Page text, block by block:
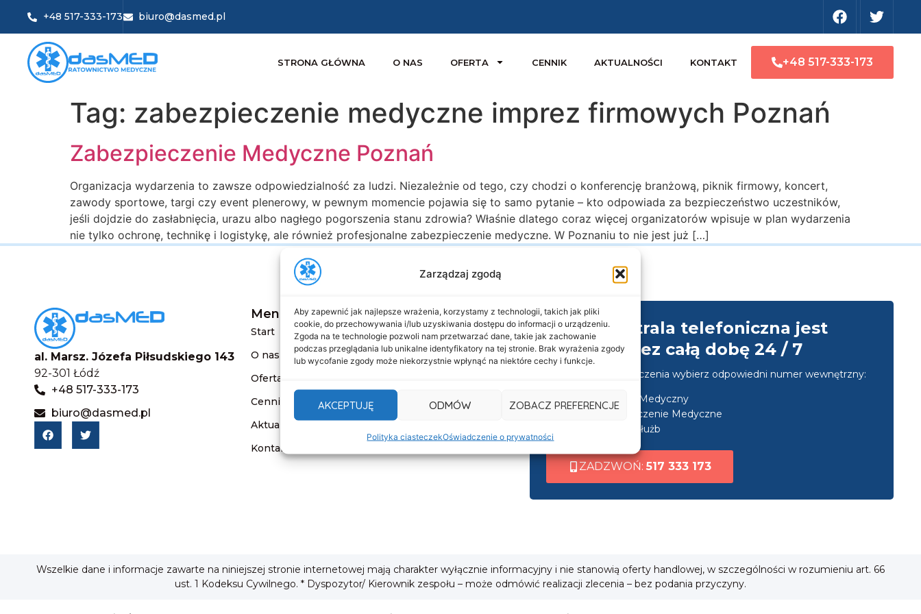
Zarządzaj zgodą
Aby zapewnić jak najlepsze wrażenia, korzystamy z technologii, takich jak pliki
cookie, do przechowywania i/lub uzyskiwania dostępu do informacji o urządzeniu.
Zgoda na te technologie pozwoli nam przetwarzać dane, takie jak zachowanie
podczas przeglądania lub unikalne identyfikatory na tej stronie. Brak wyrażenia zgody
lub wycofanie zgody może niekorzystnie wpłynąć na niektóre cechy i funkcje.
AKCEPTUJĘ ODMÓW ZOBACZ PREFERENCJE
Polityka ciasteczekOświadczenie o prywatności
+48 517-333-173 biuro@dasmed.pl
STRONA GŁÓWNA O NAS OFERTA CENNIK AKTUALNOŚCI KONTAKT +48 517-333-173
Tag: zabezpieczenie medyczne imprez firmowych Poznań
Zabezpieczenie Medyczne Poznań
Organizacja wydarzenia to zawsze odpowiedzialność za ludzi. Niezależnie od tego, czy chodzi o konferencję branżową, piknik firmowy, koncert,
zawody sportowe, targi czy event plenerowy, w pewnym momencie pojawia się to samo pytanie – kto odpowiada za bezpieczeństwo uczestników,
jeśli dojdzie do zasłabnięcia, urazu albo nagłego pogorszenia stanu zdrowia? Właśnie dlatego coraz więcej organizatorów wpisuje w plan wydarzenia
nie tylko ochronę, technikę i logistykę, ale również profesjonalne zabezpieczenie medyczne. W Poznaniu to nie jest już […]
al. Marsz. Józefa Piłsudskiego 143
92-301 Łódź
+48 517-333-173
biuro@dasmed.pl
Menu
Start
O nas
Oferta
Cennik
Aktualności
Kontakt
Informacje
Deklaracja dostępności
Klauzula informacyjna
Nasza centrala telefoniczna jest
czynna przez całą dobę 24 / 7
Po nawiązaniu połączenia wybierz odpowiedni numer wewnętrzny:
wew. 1 ➜ Transport Medyczny
wew. 2 ➜ Zabezpieczenie Medyczne
wew. 3 ➜ Obsługa służb
ZADZWOŃ:517 333 173
Wszelkie dane i informacje zawarte na niniejszej stronie internetowej mają charakter wyłącznie informacyjny i nie stanowią oferty handlowej, w szczególności w rozumieniu art. 66
ust. 1 Kodeksu Cywilnego. * Dyspozytor/ Kierownik zespołu – może odmówić realizacji zlecenia – bez podania przyczyny.